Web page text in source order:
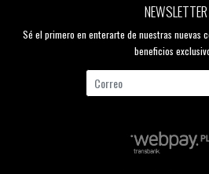
NEWSLETTER
Sé el primero en enterarte de nuestras nuevas
beneficios